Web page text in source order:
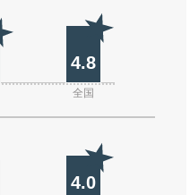
4.8
全国
4.0